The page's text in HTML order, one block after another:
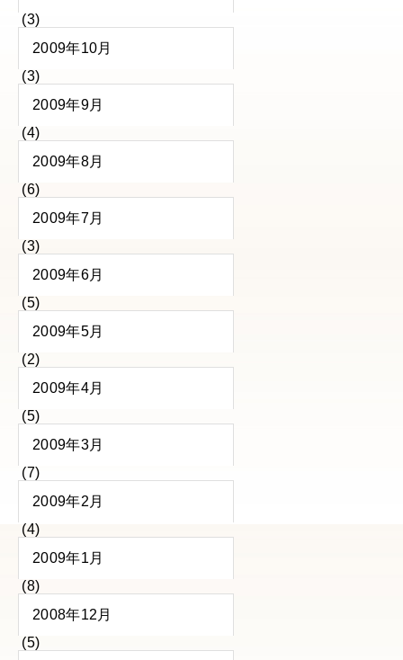
(3)
2009年10月
(3)
2009年9月
(4)
2009年8月
(6)
2009年7月
(3)
2009年6月
(5)
2009年5月
(2)
2009年4月
(5)
2009年3月
(7)
2009年2月
(4)
2009年1月
(8)
2008年12月
(5)